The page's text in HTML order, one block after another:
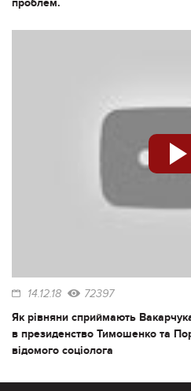
проблем.
14.12.18 72397
Як рівняни сприймають
в президенство Тимошенко та
відомого соціолога